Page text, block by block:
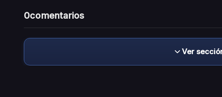
0comentarios
Ver